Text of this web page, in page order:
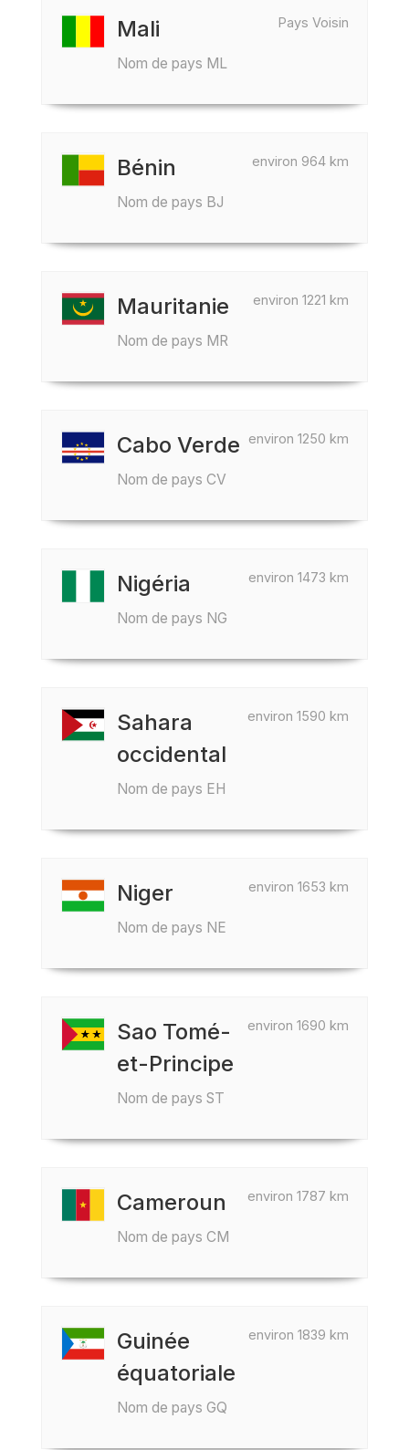
Pays Voisin
Mali
Nom de pays ML
environ 964 km
Bénin
Nom de pays BJ
environ 1221 km
Mauritanie
Nom de pays MR
environ 1250 km
Cabo Verde
Nom de pays CV
environ 1473 km
Nigéria
Nom de pays NG
environ 1590 km
Sahara
occidental
Nom de pays EH
environ 1653 km
Niger
Nom de pays NE
environ 1690 km
Sao Tomé-
et-Principe
Nom de pays ST
environ 1787 km
Cameroun
Nom de pays CM
environ 1839 km
Guinée
équatoriale
Nom de pays GQ